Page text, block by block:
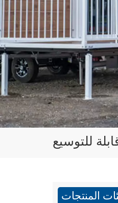
للتوسيع
المنتجات